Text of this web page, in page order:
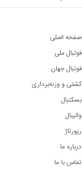
صفحه اصلی
فوتبال ملی
فوتبال جهان
کشتی و وزنه‌برداری
بسکتبال
والیبال
رپورتاژ
درباره ما
تماس با ما